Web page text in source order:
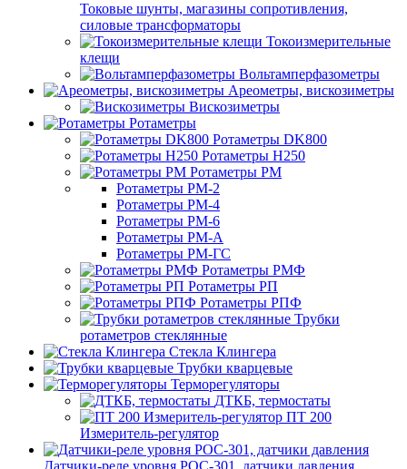
Токовые шунты, магазины сопротивления,
силовые трансформаторы
Токоизмерительные
клещи
Вольтамперфазометры
Ареометры, вискозиметры
Вискозиметры
Ротаметры
Ротаметры DK800
Ротаметры H250
Ротаметры РМ
Ротаметры РМ-2
Ротаметры РМ-4
Ротаметры РМ-6
Ротаметры РМ-А
Ротаметры РМ-ГС
Ротаметры РМФ
Ротаметры РП
Ротаметры РПФ
Трубки
ротаметров стеклянные
Стекла Клингера
Трубки кварцевые
Терморегуляторы
ДТКБ, термостаты
ПТ 200
Измеритель-регулятор
Датчики-реле уровня РОС-301, датчики давления